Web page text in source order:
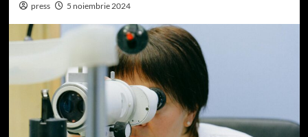
press 5 noiembrie 2024